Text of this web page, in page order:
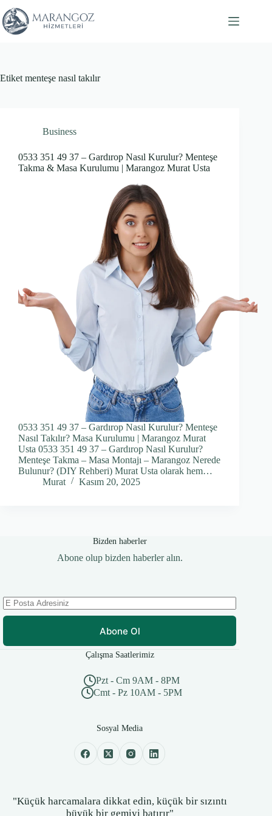
to
content
Etiket menteşe nasıl takılır
Business
0533 351 49 37 – Gardırop Nasıl Kurulur? Menteşe
Takma & Masa Kurulumu | Marangoz Murat Usta
0533 351 49 37 – Gardırop Nasıl Kurulur? Menteşe
Nasıl Takılır? Masa Kurulumu | Marangoz Murat
Usta 0533 351 49 37 – Gardırop Nasıl Kurulur?
Menteşe Takma – Masa Montajı – Marangoz Nerede
Bulunur? (DIY Rehberi) Murat Usta olarak hem…
Murat
Kasım 20, 2025
Bizden haberler
Abone olup bizden haberler alın.
Abone Ol
Çalışma Saatlerimiz
Pzt - Cm 9AM - 8PM
Cmt - Pz 10AM - 5PM
Sosyal Media
"Küçük harcamalara dikkat edin, küçük bir sızıntı
büyük bir gemiyi batırır"